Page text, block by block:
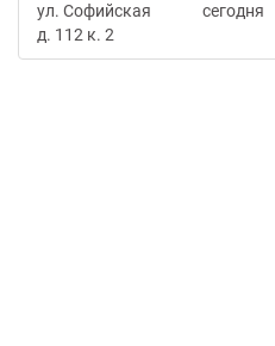
ул. Софийская
д. 112 к. 2
сегодня